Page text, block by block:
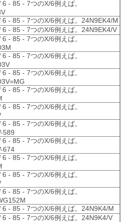
- 85 - 7つのX/6例えば。
6 - 85 - 7つのX/6例えば。24N9EK4/M
6 - 85 - 7つのX/6例えば。24N9EK4/V
- 85 - 7つのX/6例えば。
- 85 - 7つのX/6例えば。
- 85 - 7つのX/6例えば。
- 85 - 7つのX/6例えば。
- 85 - 7つのX/6例えば。
- 85 - 7つのX/6例えば。
589
- 85 - 7つのX/6例えば。
674
- 85 - 7つのX/6例えば。
- 85 - 7つのX/6例えば。
- 85 - 7つのX/6例えば。
6 - 85 - 7つのX/6例えば。24N9K4/M
6 - 85 - 7つのX/6例えば。24N9K4/V